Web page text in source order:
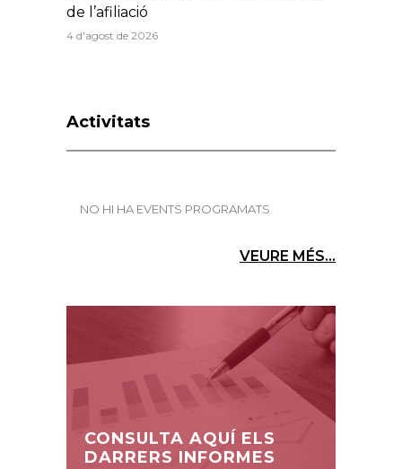
de l’afiliació
4 d'agost de 2026
Activitats
NO HI HA EVENTS PROGRAMATS
VEURE MÉS...
CONSULTA AQUÍ ELS
DARRERS INFORMES